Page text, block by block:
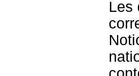
Les